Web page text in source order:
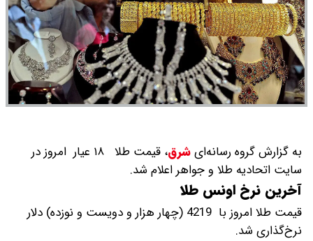
به گزارش گروه رسانه‌ایشرق،
قیمت طلا ۱۸ عیار امروز در
سایت اتحادیه طلا و جواهر اعلام شد.
آخرین نرخ اونس طلا
قیمت طلا امروز با 4219 (چهار هزار و دویست و نوزده) دلار
نرخ‌گذاری شد.